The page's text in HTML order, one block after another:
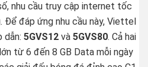
nhu cầu truy cập internet tốc
Để đáp ứng nhu cầu này, Viettel
dẫn: 5GVS12 và 5GVS80. Cả hai
từ 6 đến 8 GB Data mỗi ngày